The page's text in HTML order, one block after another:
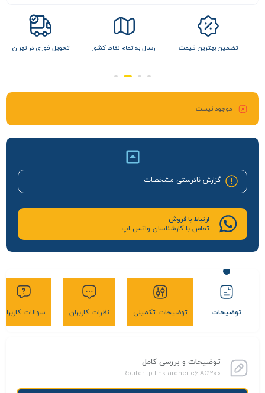
تضمین بهترین قیمت ارسال به تمام نقاط کشور تحویل فوری در تهران
موجود نیست
گزارش نادرستی مشخصات
ارتباط با فروش
تماس با کارشناسان واتس اپ
توضیحات توضیحات تکمیلی نظرات کاربران سوالات کاربران
توضیحات و بررسی کامل
Router tp-link archer c6 AC1200